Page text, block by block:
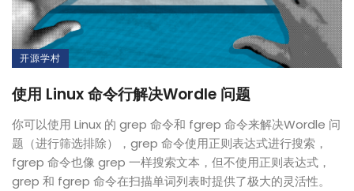
开源学村
使用 Linux 命令行解决Wordle 问题
你可以使用 Linux 的 grep 命令和 fgrep 命令来解决Wordle 问
题（进行筛选排除），grep 命令使用正则表达式进行搜索，
fgrep 命令也像 grep 一样搜索文本，但不使用正则表达式，
grep 和 fgrep 命令在扫描单词列表时提供了极大的灵活性。